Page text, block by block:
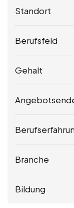
Standort
Berufsfeld
Gehalt
Branche
Bildung